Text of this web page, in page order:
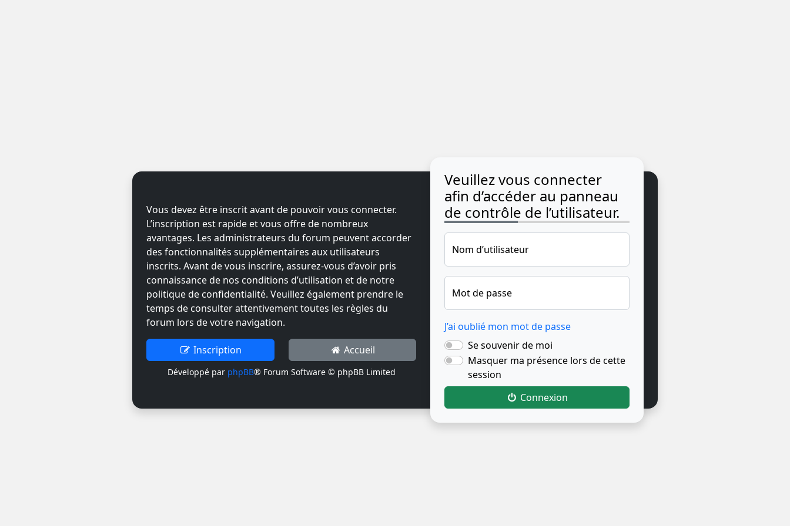
Vous devez être inscrit avant de pouvoir vous connecter.
L’inscription est rapide et vous offre de nombreux
avantages. Les administrateurs du forum peuvent accorder
des fonctionnalités supplémentaires aux utilisateurs
inscrits. Avant de vous inscrire, assurez-vous d’avoir pris
connaissance de nos conditions d’utilisation et de notre
politique de confidentialité. Veuillez également prendre le
temps de consulter attentivement toutes les règles du
forum lors de votre navigation.
Inscription Accueil
Développé par phpBB® Forum Software © phpBB Limited
Veuillez vous connecter
afin d’accéder au panneau
de contrôle de l’utilisateur.
Nom d’utilisateur
Mot de passe
J’ai oublié mon mot de passe
Se souvenir de moi
Masquer ma présence lors de cette
session
Connexion